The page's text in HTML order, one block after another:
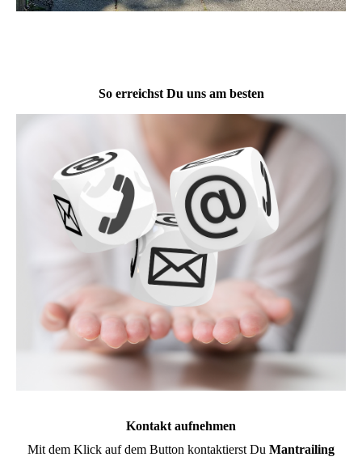
So erreichst Du uns am besten
Kontakt aufnehmen
Mit dem Klick auf dem Button kontaktierst Du Mantrailing